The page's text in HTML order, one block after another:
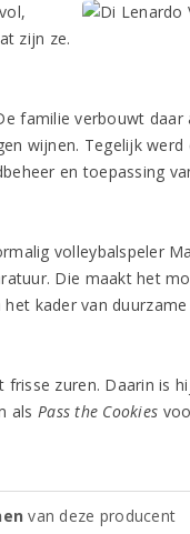
zijn ze.
familie verbouwt daar
wijnen. Tegelijk werd
en toepassing
volleybalspeler
Die maakt het
kader van
zuren. Daarin is
als Pass the Cookies
van deze producent